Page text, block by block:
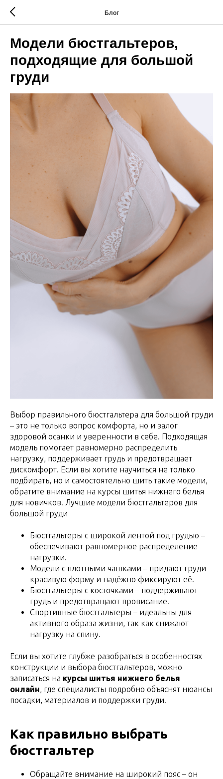
Блог
Модели бюстгальтеров,
подходящие для большой
груди
Выбор правильного бюстгальтера для большой груди
– это не только вопрос комфорта, но и залог
здоровой осанки и уверенности в себе. Подходящая
модель помогает равномерно распределить
нагрузку, поддерживает грудь и предотвращает
дискомфорт. Если вы хотите научиться не только
подбирать, но и самостоятельно шить такие модели,
обратите внимание на курсы шитья нижнего белья
для новичков. Лучшие модели бюстгальтеров для
большой груди
Бюстгальтеры с широкой лентой под грудью –
обеспечивают равномерное распределение
нагрузки.
Модели с плотными чашками – придают груди
красивую форму и надёжно фиксируют её.
Бюстгальтеры с косточками – поддерживают
грудь и предотвращают провисание.
Спортивные бюстгальтеры – идеальны для
активного образа жизни, так как снижают
нагрузку на спину.
Если вы хотите глубже разобраться в особенностях
конструкции и выбора бюстгальтеров, можно
записаться на курсы шитья нижнего белья
онлайн, где специалисты подробно объяснят нюансы
посадки, материалов и поддержки груди.
Как правильно выбрать
бюстгальтер
Обращайте внимание на широкий пояс – он